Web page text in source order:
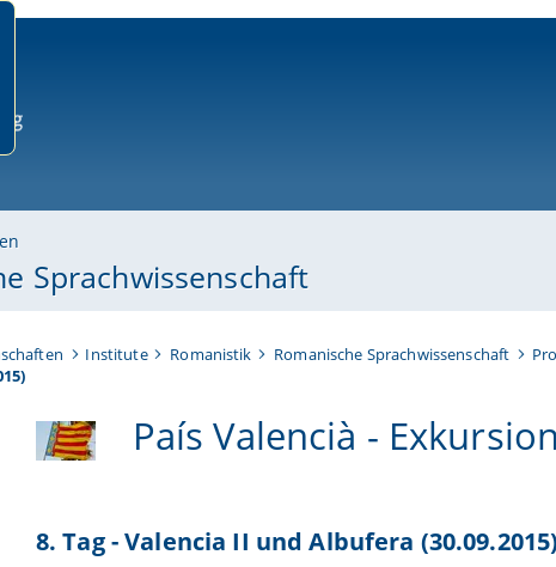
Sprachwissenschaft
Institute Romanistik Romanische Sprachwissenschaft
País Valencià -
8. Tag - Valencia II und Albufera (30.09.2015)